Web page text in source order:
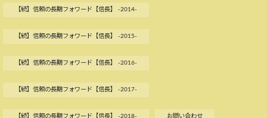
【続】信頼の長期フォワード【信長】 -2014-
【続】信頼の長期フォワード【信長】 -2015-
【続】信頼の長期フォワード【信長】 -2016-
【続】信頼の長期フォワード【信長】 -2017-
【続】信頼の長期フォワード【信長】 -2018- お問い合わせ